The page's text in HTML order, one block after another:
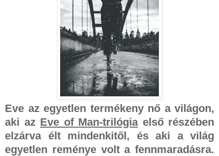
Eve az egyetlen termékeny nő a világon,
aki az Eve of Man-trilógiaelső részében
elzárva élt mindenkitől, és aki a világ
egyetlen reménye volt a fennmaradásra.